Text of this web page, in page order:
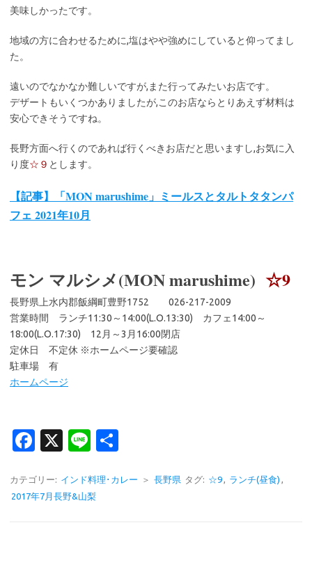
美味しかったです。
地域の方に合わせるために,塩はやや強めにしていると仰ってまし
た。
遠いのでなかなか難しいですが,また行ってみたいお店です。
デザートもいくつかありましたが,このお店ならとりあえず材料は
安心できそうですね。
長野方面へ行くのであれば行くべきお店だと思いますし,お気に入
り度☆９ とします。
【記事】「MON marushime」ミールスとタルトタタンパ
フェ 2021年10月
モン マルシメ(MON marushime) ☆9
長野県上水内郡飯綱町豊野1752 026-217-2009
営業時間 ランチ11:30～14:00(L.O.13:30) カフェ14:00～
18:00(L.O.17:30) 12月～3月16:00閉店
定休日 不定休 ※ホームページ要確認
駐車場 有
ホームページ
Fa
e
b
X
Li
e
カテゴリー: インド料理･カレー ＞ 長野県 タグ: ☆9 ランチ(昼食)
2017年7月長野&山梨